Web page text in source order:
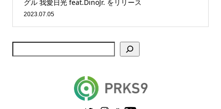
グル 我愛日光 feat.DinoJr. をリリース
2023.07.05